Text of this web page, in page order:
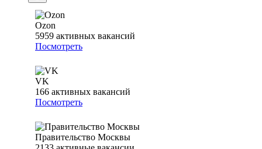
Ozon
5959 активных вакансий
Посмотреть
VK
166 активных вакансий
Посмотреть
Правительство Москвы